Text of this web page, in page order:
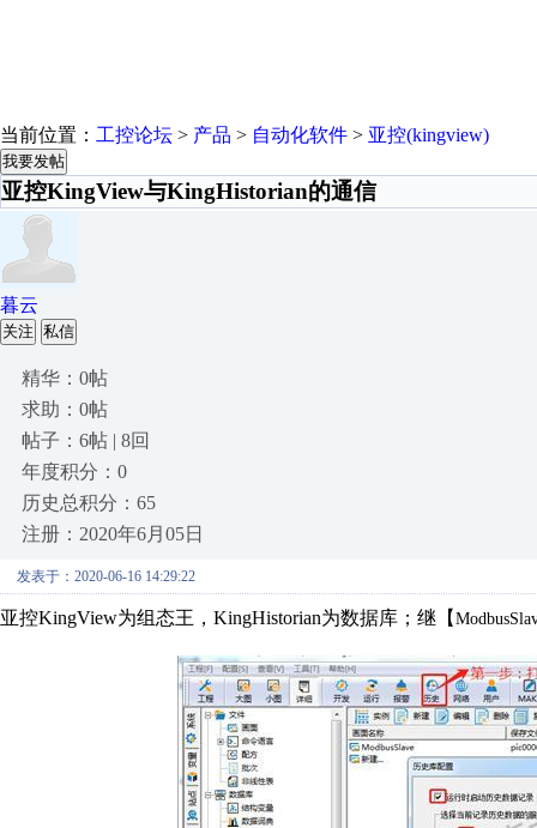
当前位置： 工控论坛 > 产品 > 自动化软件 > 亚控(kingview)
我要发帖
亚控KingView与KingHistorian的通信
暮云
关注 私信
精华：0帖
求助：0帖
帖子：6帖 | 8回
年度积分：0
历史总积分：65
注册：2020年6月05日
发表于：2020-06-16 14:29:22
亚控KingView为组态王，KingHistorian为数据库；继【